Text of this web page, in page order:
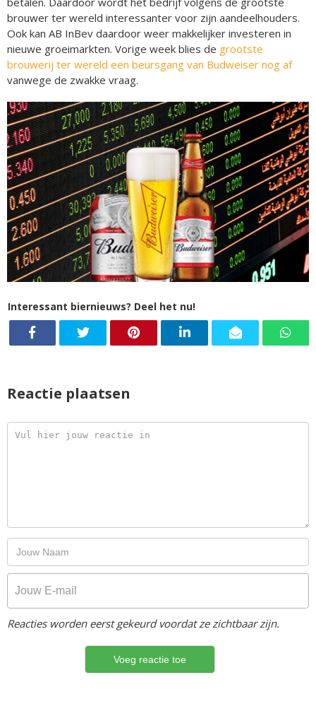
brouwer ter wereld interessanter voor zijn aandeelhouders.
Ook kan AB InBev daardoor weer makkelijker investeren in
nieuwe groeimarkten. Vorige week blies de grootste
brouwerij ter wereld een beursgang van Budweiser nog af
vanwege de zwakke vraag.
Interessant biernieuws? Deel het nu!
Reactie plaatsen
Reacties worden eerst gekeurd voordat ze zichtbaar zijn.